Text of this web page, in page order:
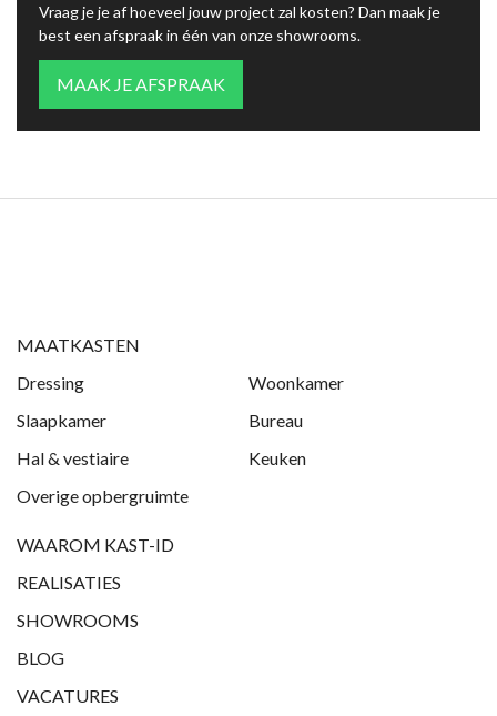
Vraag je je af hoeveel jouw project zal kosten? Dan maak je
best een afspraak in één van onze showrooms.
MAAK JE AFSPRAAK
MAATKASTEN
Dressing
Woonkamer
Slaapkamer
Bureau
Hal & vestiaire
Keuken
Overige opbergruimte
WAAROM KAST-ID
REALISATIES
SHOWROOMS
BLOG
VACATURES